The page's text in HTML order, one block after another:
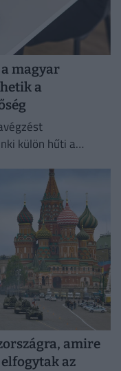
magyar
a
külön hűti a
működik.
amire
az